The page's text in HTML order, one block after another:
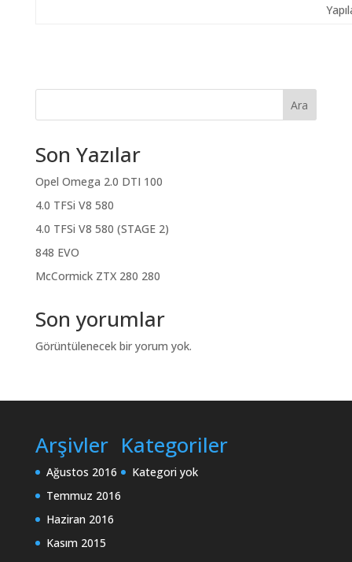
Ara
Son Yazılar
Opel Omega 2.0 DTI 100
4.0 TFSi V8 580
4.0 TFSi V8 580 (STAGE 2)
848 EVO
McCormick ZTX 280 280
Son yorumlar
Görüntülenecek bir yorum yok.
Arşivler
Ağustos 2016
Temmuz 2016
Haziran 2016
Kasım 2015
Kategoriler
Kategori yok